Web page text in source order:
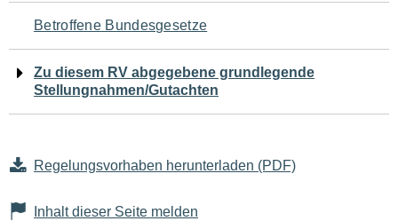
Seiteninhalt
Betroffene Bundesgesetze
Zu diesem RV abgegebene grundlegende
Stellungnahmen/Gutachten
Regelungsvorhaben herunterladen (PDF)
Inhalt dieser Seite melden